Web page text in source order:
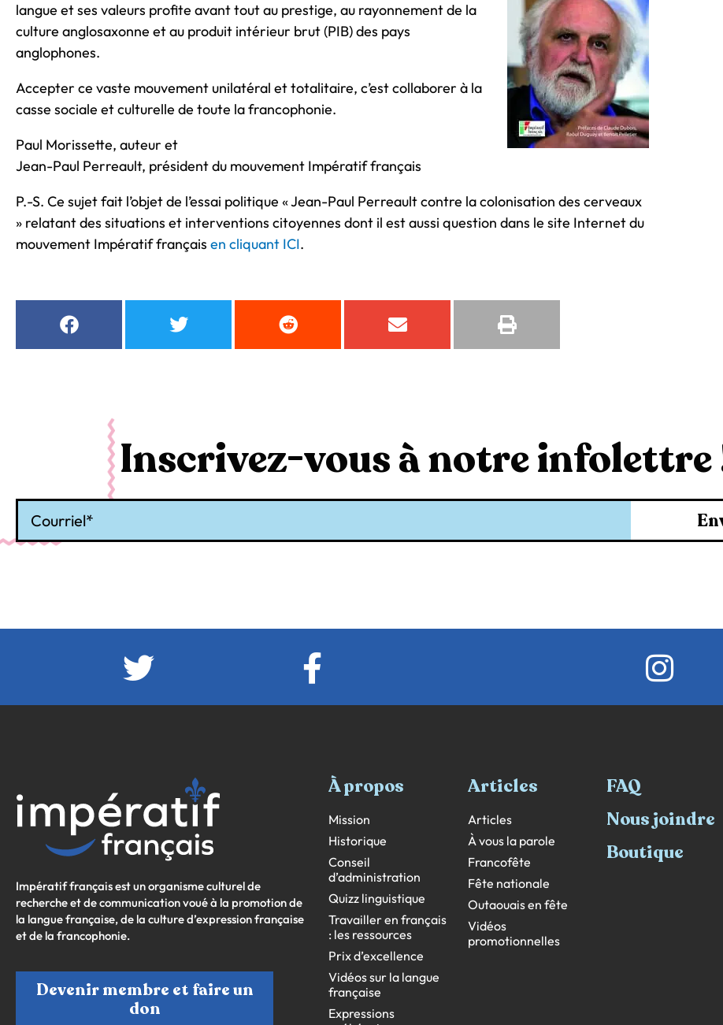
langue et ses valeurs profite avant tout au prestige, au rayonnement de la
culture anglosaxonne et au produit intérieur brut (PIB) des pays
anglophones.
Accepter ce vaste mouvement unilatéral et totalitaire, c’est collaborer à la
casse sociale et culturelle de toute la francophonie.
Paul Morissette, auteur et
Jean-Paul Perreault, président du mouvement Impératif français
P.-S. Ce sujet fait l’objet de l’essai politique « Jean-Paul Perreault contre la colonisation des cerveaux
» relatant des situations et interventions citoyennes dont il est aussi question dans le site Internet du
mouvement Impératif français en cliquant ICI.
Inscrivez-vous à notre infolettre
Impératif français est un organisme culturel de
recherche et de communication voué à la promotion de
la langue française, de la culture d’expression française
et de la francophonie.
Devenir membre et faire un
don
À propos
Mission
Historique
Conseil
d’administration
Quizz linguistique
Travailler en français
: les ressources
Prix d’excellence
Vidéos sur la langue
française
Expressions
Articles
Articles
À vous la parole
Francofête
Fête nationale
Outaouais en fête
Vidéos
promotionnelles
FAQ
Nous joindre
Boutique